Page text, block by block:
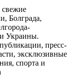
свежие
Болграда,
и Украины.
пресс-
эксклюзивные
спорта и